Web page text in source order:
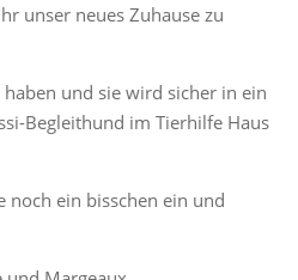
unser neues Zuhause zu
und sie wird sicher in ein
Begleithund im Tierhilfe Haus
noch ein bisschen ein und